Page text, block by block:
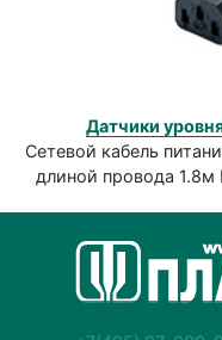
Датчики
Сетевой кабель
длиной провода 1.8м